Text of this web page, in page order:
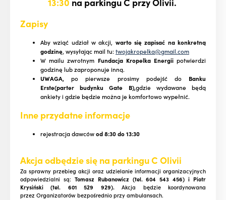
Zapisy
Aby wziąć udział w akcji, warto się zapisać na konkretną
godzinę, wysyłając mail tu:twojakropelka@gmail.com
W mailu zwrotnym Fundacja Kropelka Energiipotwierdzi
godzinę lub zaproponuje inną.
UWAGA, po pierwsze prosimy podejść doBanku
Erste(parter budynku Gate B),gdzie wydawane będą
ankiety i gdzie będzie można je komfortowo wypełnić.
Inne przydatne informacje
rejestracja dawcówod 8:30 do 13:30
Akcja odbędzie się na parkingu C Olivii
Za sprawny przebieg akcji oraz udzielanie informacji organizacyjnych
odpowiedzialni są: Tomasz Rubanowicz (tel. 604 543 456) i Piotr
Krysiński (tel. 601 529 929).Akcja będzie koordynowana
przez Organizatorów bezpośrednio przy ambulansach.